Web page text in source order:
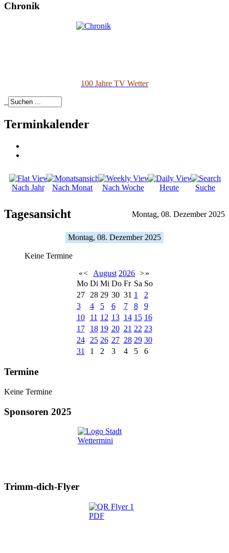
Chronik
100 Jahre TV Wetter
Terminkalender
Nach Jahr Nach Monat Nach Woche Heute Suche
Tagesansicht Montag, 08. Dezember 2025
Montag, 08. Dezember 2025
Keine Termine
«< August 2026 >»
Mo Di Mi Do Fr Sa So
27
28 29 30 31 1
2
3
4 5 6 7 8
9
10
11 12 13 14 15 16
17
18 19 20 21 22 23
24
25 26 27 28 29 30
31
1 2 3 4 5 6
Termine
Keine Termine
Sponsoren 2025
Trimm-dich-Flyer